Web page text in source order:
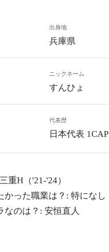
出身地
兵庫県
ニックネーム
すんひょ
代表歴
日本代表 1CAP
H（'21-'24）
かった職業は？: 特になし
なのは？: 安恒直人